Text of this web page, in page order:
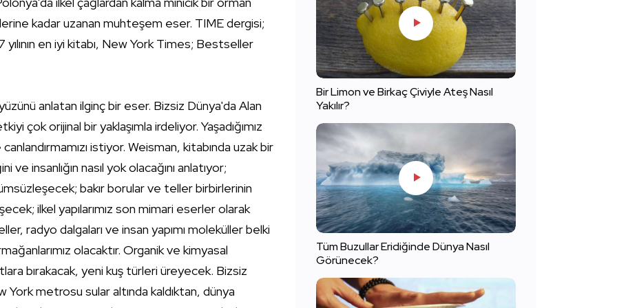
kadar uzanan muhteşem eser. TIME dergisi;
en iyi kitabı, New York Times; Bestseller
anlatan ilginç bir eser. Bizsiz Dünya'da Alan
çok orijinal bir yaklaşımla irdeliyor. Yaşadığımız
istiyor. Weisman, kitabında uzak bir
insanlığın nasıl yok olacağını anlatıyor;
bakır borular ve teller birbirlerinin
ilkel yapılarımız son mimari eserler olarak
radyo dalgaları ve insan yapımı moleküller belki
olacaktır. Organik ve kimyasal
bırakacak, yeni kuş türleri üreyecek. Bizsiz
metrosu sular altında kaldıktan, dünya
Bir Limon ve Birkaç Çiviyle Ateş Nasıl
Yakılır?
Tüm Buzullar Eridiğinde Dünya Nasıl
Görünecek?